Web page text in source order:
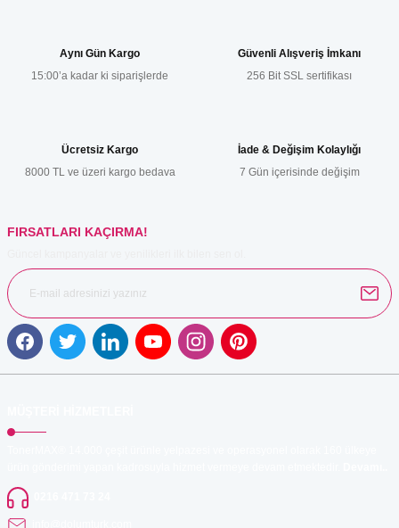
Ürün resmi kalitesiz, bozuk veya görüntülenemiyor.
Ürün fiyatı diğer sitelerden daha pahalı.
Aynı Gün Kargo
15:00’a kadar ki siparişlerde
Güvenli Alışveriş İmkanı
256 Bit SSL sertifikası
Ücretsiz Kargo
8000 TL ve üzeri kargo bedava
İade & Değişim Kolaylığı
7 Gün içerisinde değişim
FIRSATLARI KAÇIRMA!